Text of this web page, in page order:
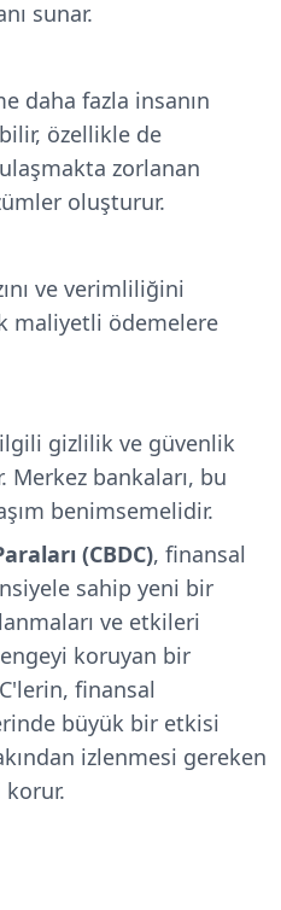
sunar.
daha fazla insanın
özellikle de
zorlanan
oluşturur.
ve verimliliğini
maliyetli ödemelere
ilgili gizlilik ve güvenlik
Merkez bankaları, bu
benimsemelidir.
(CBDC), finansal
sahip yeni bir
ve etkileri
koruyan bir
finansal
büyük bir etkisi
izlenmesi gereken